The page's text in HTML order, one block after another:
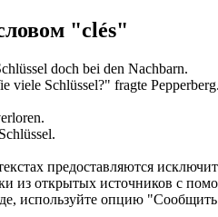
"clés"
doch bei den Nachbarn.
viele Schlüssel?" fragte Pepperberg.
Schlüssel.
предоставляются
из открытых источников с
используйте опцию